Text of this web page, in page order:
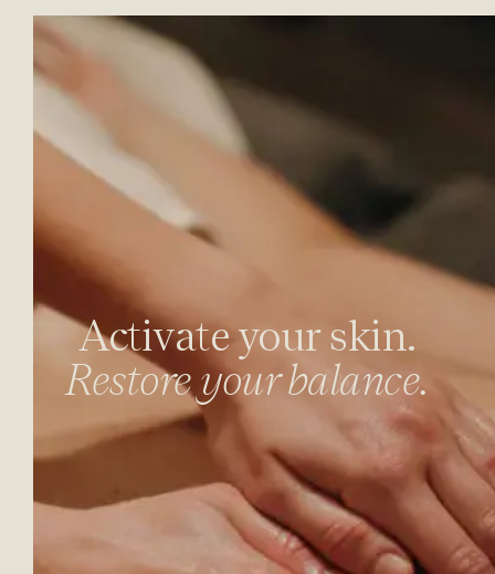
Activate your skin.
Restore your balance.